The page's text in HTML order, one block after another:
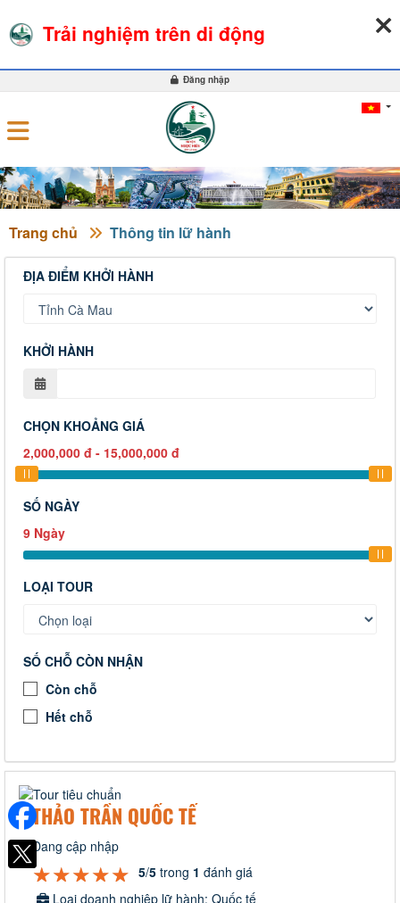
Đăng nhập
Trang chủ Thông tin lữ hành
ĐỊA ĐIỂM KHỞI HÀNH
KHỞI HÀNH
CHỌN KHOẢNG GIÁ
2,000,000 đ - 15,000,000 đ
SỐ NGÀY
9 Ngày
LOẠI TOUR
SỐ CHỖ CÒN NHẬN
Còn chỗ
Hết chỗ
THẢO TRẦN QUỐC TẾ
Đang cập nhập
★★★★★
★★★★★
★★★★★ 5/5 trong 1 đánh giá
Loại doanh nghiệp lữ hành: Quốc tế
Trải nghiệm trên di động